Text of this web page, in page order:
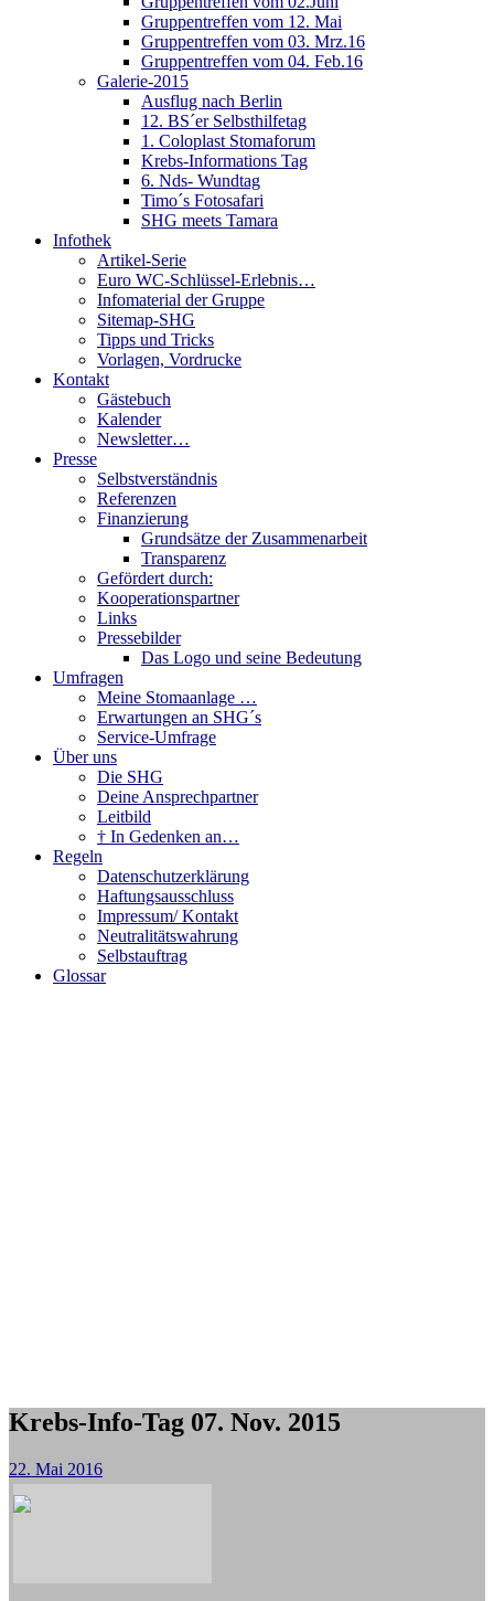
Gruppentreffen vom 12. Mai
Gruppentreffen vom 03. Mrz.16
Gruppentreffen vom 04. Feb.16
Galerie-2015
Ausflug nach Berlin
12. BS´er Selbsthilfetag
1. Coloplast Stomaforum
Krebs-Informations Tag
6. Nds- Wundtag
Timo´s Fotosafari
SHG meets Tamara
Infothek
Artikel-Serie
Euro WC-Schlüssel-Erlebnis…
Infomaterial der Gruppe
Sitemap-SHG
Tipps und Tricks
Vorlagen, Vordrucke
Kontakt
Gästebuch
Kalender
Newsletter…
Presse
Selbstverständnis
Referenzen
Finanzierung
Grundsätze der Zusammenarbeit
Transparenz
Gefördert durch:
Kooperationspartner
Links
Pressebilder
Das Logo und seine Bedeutung
Umfragen
Meine Stomaanlage …
Erwartungen an SHG´s
Service-Umfrage
Über uns
Die SHG
Deine Ansprechpartner
Leitbild
† In Gedenken an…
Regeln
Datenschutzerklärung
Haftungsausschluss
Impressum/ Kontakt
Neutralitätswahrung
Selbstauftrag
Glossar
Krebs-Info-Tag 07. Nov. 2015
22. Mai 2016